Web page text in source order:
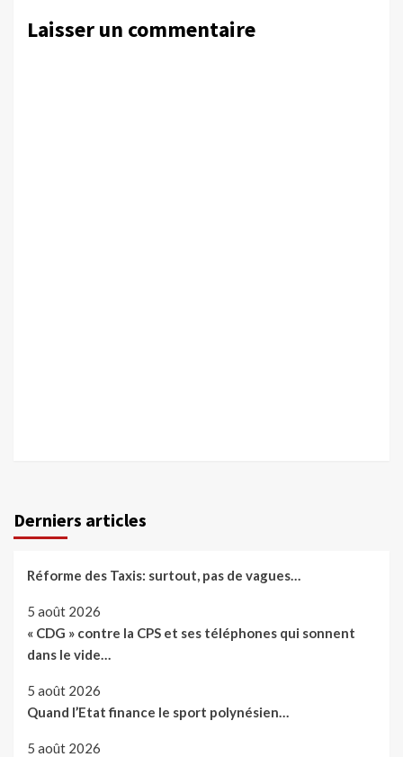
Laisser un commentaire
Derniers articles
Réforme des Taxis: surtout, pas de vagues…
5 août 2026
« CDG » contre la CPS et ses téléphones qui sonnent
dans le vide…
5 août 2026
Quand l’Etat finance le sport polynésien…
5 août 2026